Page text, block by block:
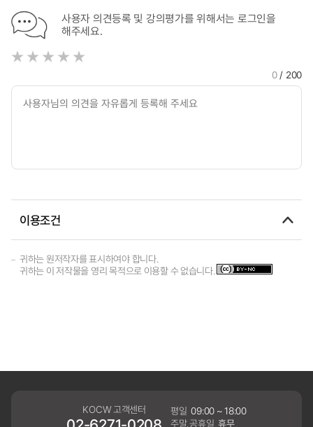
사용자 의견등록 및 강의평가를 위해서는 로그인을
해주세요.
0/ 200
이용조건
귀하는 원저작자를 표시하여야 합니다.
귀하는 이 저작물을 영리 목적으로 이용할 수 없습니다.
KOCW 고객센터 평일 09:00 ~ 18:00
주말,공휴일 휴무